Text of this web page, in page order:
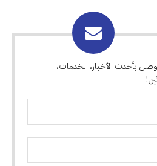
بأحدث الأخبار، الخدمات،